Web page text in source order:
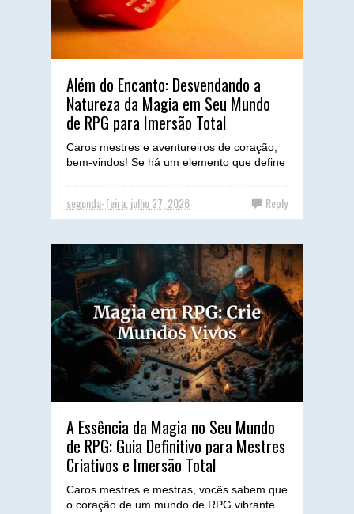
Além do Encanto: Desvendando a
Natureza da Magia em Seu Mundo
de RPG para Imersão Total
Caros mestres e aventureiros de coração,
bem-vindos! Se há um elemento que define
segunda-feira, julho 27, 2026 Reply
A Essência da Magia no Seu Mundo
de RPG: Guia Definitivo para Mestres
Criativos e Imersão Total
Caros mestres e mestras, vocês sabem que
o coração de um mundo de RPG vibrante